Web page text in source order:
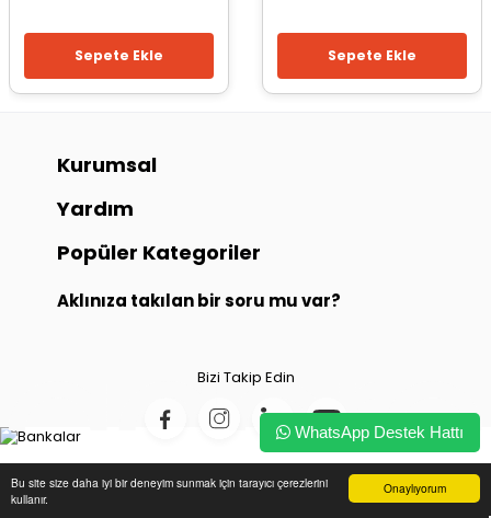
Onaylıyorum
Bu site size daha iyi bir deneyim sunmak için tarayıcı çerezlerini
kullanır.
Sepete Ekle Sepete Ekle
Kurumsal
Yardım
Popüler Kategoriler
Aklınıza takılan bir soru mu var?
Bizi Takip Edin
© 2024 KuzeyPazar - Tüm Hakları Saklıdır.
WhatsApp Destek Hattı